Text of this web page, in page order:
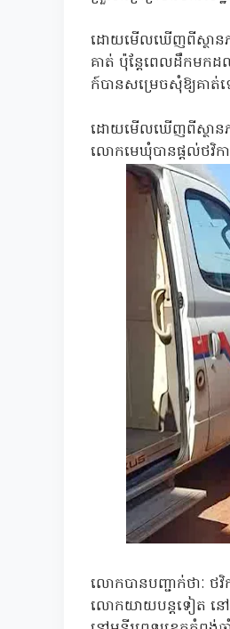
ដោយមើលឃើញពីស្ថាន
គាត់ ប៉ុន្តែពេលដឹកមកដ
ក៍បានសម្រេចសុំឱ្យគាត់
ដោយមើលឃើញពីស្ថានភ
លោកមេឃុំបានផ្តល់ថវិក
លោកបានបញ្ជាក់ថាៈ ថវិ
លោកយាយបន្តទៀត ន